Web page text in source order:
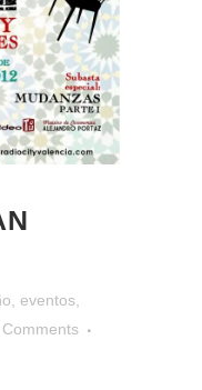
, eventos,